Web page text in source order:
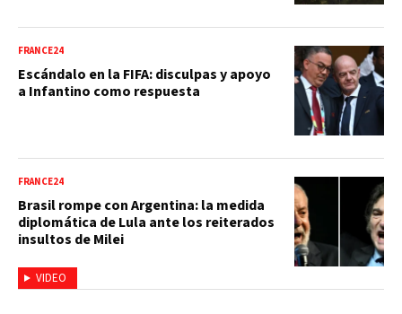
FRANCE24
Escándalo en la FIFA: disculpas y apoyo
a Infantino como respuesta
VIDEO
FRANCE24
Brasil rompe con Argentina: la medida
diplomática de Lula ante los reiterados
insultos de Milei